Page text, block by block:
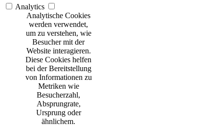
Analytics
Analytische Cookies
werden verwendet,
um zu verstehen, wie
Besucher mit der
Website interagieren.
Diese Cookies helfen
bei der Bereitstellung
von Informationen zu
Metriken wie
Besucherzahl,
Absprungrate,
Ursprung oder
ähnlichem.